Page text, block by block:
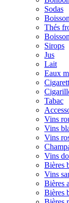
Sodas
Thés
Sirops
Jus
Lait
Eaux
Tabac
Vins
Vins
Vins
Vins
Bières
Vins
Bières
Bières